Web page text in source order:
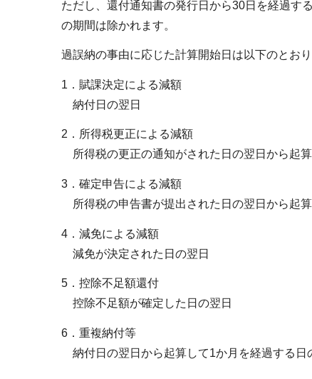
ただし、還付通知書の発行日から30日を経過す
の期間は除かれます。
過誤納の事由に応じた計算開始日は以下のとおり
1．賦課決定による減額
納付日の翌日
2．所得税更正による減額
所得税の更正の通知がされた日の翌日から起
3．確定申告による減額
所得税の申告書が提出された日の翌日から起
4．減免による減額
減免が決定された日の翌日
5．控除不足額還付
控除不足額が確定した日の翌日
6．重複納付等
納付日の翌日から起算して1か月を経過する日